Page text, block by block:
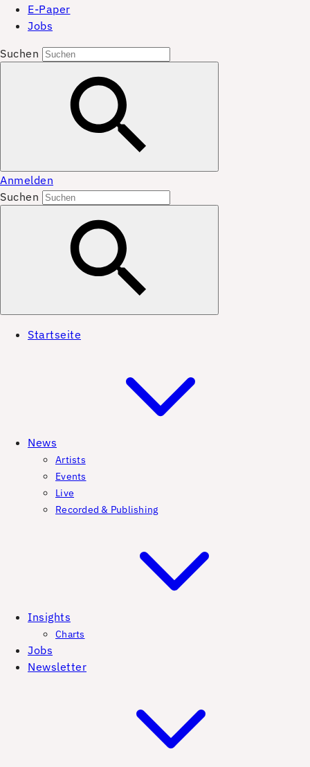
E-Paper
Jobs
Suchen
Anmelden
Suchen
Startseite
News
Artists
Events
Live
Recorded & Publishing
Insights
Charts
Jobs
Newsletter